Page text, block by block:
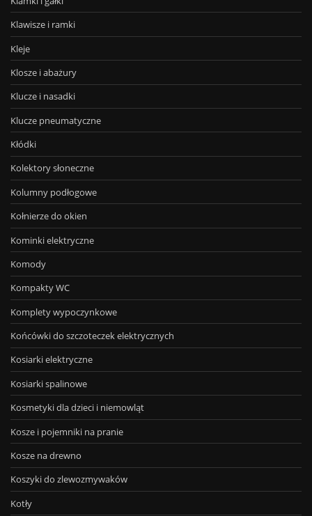
Klawisze i ramki
Kleje
Klosze i abażury
Klucze i nasadki
Klucze pneumatyczne
Kłódki
Kolektory słoneczne
Kolumny podłogowe
Kołnierze do okien
Kominki elektryczne
Komody
Kompakty WC
Komplety wypoczynkowe
Końcówki do szczoteczek elektrycznych
Kosiarki elektryczne
Kosiarki spalinowe
Kosmetyki dla dzieci i niemowląt
Kosze i pojemniki na pranie
Kosze na drewno
Koszyki do zlewozmywaków
Kotły